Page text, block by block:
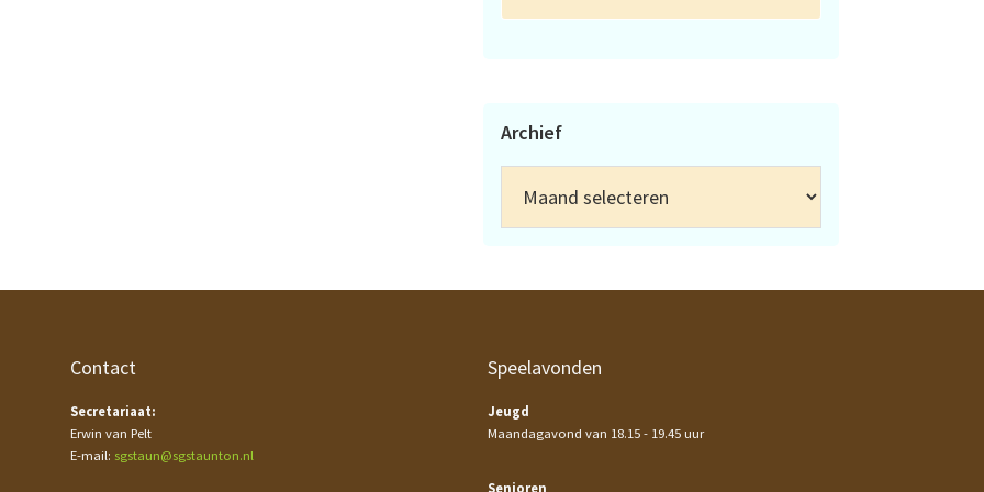
Archief
Contact
Secretariaat:
Erwin van Pelt
E-mail: sgstaun@sgstaunton.nl
Speelavonden
Jeugd
Maandagavond van 18.15 - 19.45 uur
Senioren